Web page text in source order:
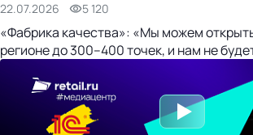
22.07.2026 5 120
«Фабрика качества»: «Мы можем
регионе до 300–400 точек, и нам не